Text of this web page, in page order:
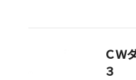
ＣＷ
３